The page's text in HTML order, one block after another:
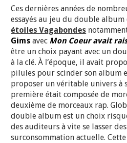
Ces dernières années de
essayés au jeu du double album
étoiles Vagabondes
Gims avec Mon Coeur avait
être un choix payant avec un
à la clé. À l’époque, il avait
pilules pour scinder son album
proposer un véritable univers à
première était composée de
deuxième de morceaux rap.
double album est un choix
des auditeurs à vite se lasser
surconsommation actuelle.